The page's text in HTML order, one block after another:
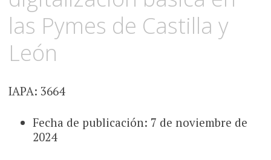
las Pymes de Castilla y
León
IAPA: 3664
Fecha de publicación: 7 de noviembre de
2024